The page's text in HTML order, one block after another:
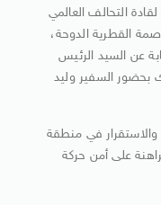
التحالف العالمي
القطرية الدوحة،
عن السيد الرئيس
بحضور السفير وليد
والاستقرار في منطقة
على أمن حركة